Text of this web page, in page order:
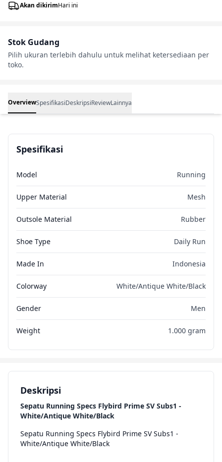
Akan dikirimHari ini
Stok Gudang
Pilih ukuran terlebih dahulu untuk melihat ketersediaan per
toko.
OverviewSpesifikasiDeskripsiReviewLainnya
Spesifikasi
Model Running
Upper Material Mesh
Outsole Material Rubber
Shoe Type Daily Run
Made In Indonesia
Colorway White/Antique White/Black
Gender Men
Weight 1.000 gram
Deskripsi
Sepatu Running Specs Flybird Prime SV Subs1 -
White/Antique White/Black
Sepatu Running Specs Flybird Prime SV Subs1 -
White/Antique White/Black